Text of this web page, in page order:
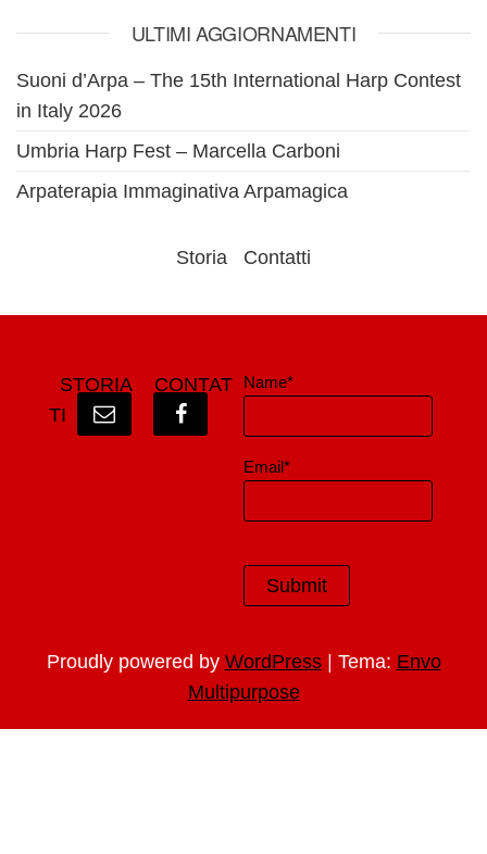
ULTIMI AGGIORNAMENTI
Suoni d’Arpa – The 15th International Harp Contest
in Italy 2026
Umbria Harp Fest – Marcella Carboni
Arpaterapia Immaginativa Arpamagica
Storia Contatti
STORIA
CONTAT
TI
Name*
Email*
Proudly powered by WordPress | Tema: Envo
Multipurpose